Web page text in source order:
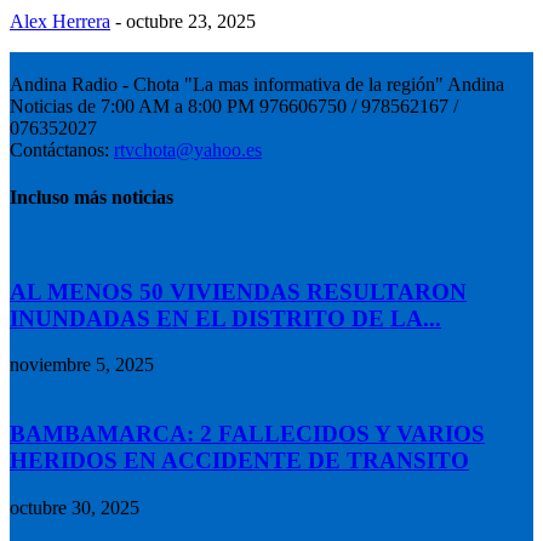
Alex Herrera - octubre 23, 2025
Andina Radio - Chota "La mas informativa de la región" Andina
Noticias de 7:00 AM a 8:00 PM 976606750 / 978562167 /
076352027
Contáctanos: rtvchota@yahoo.es
Incluso más noticias
AL MENOS 50 VIVIENDAS RESULTARON
INUNDADAS EN EL DISTRITO DE LA...
noviembre 5, 2025
BAMBAMARCA: 2 FALLECIDOS Y VARIOS
HERIDOS EN ACCIDENTE DE TRANSITO
octubre 30, 2025